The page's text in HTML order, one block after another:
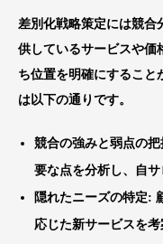
差別化戦略策定には競合
供しているサービスや価
ち位置を明確にすること
は以下の通りです。
競合の強みと弱点の把
要な点を分析し、自サ
隠れたニーズの特定:
応じた新サービスを考